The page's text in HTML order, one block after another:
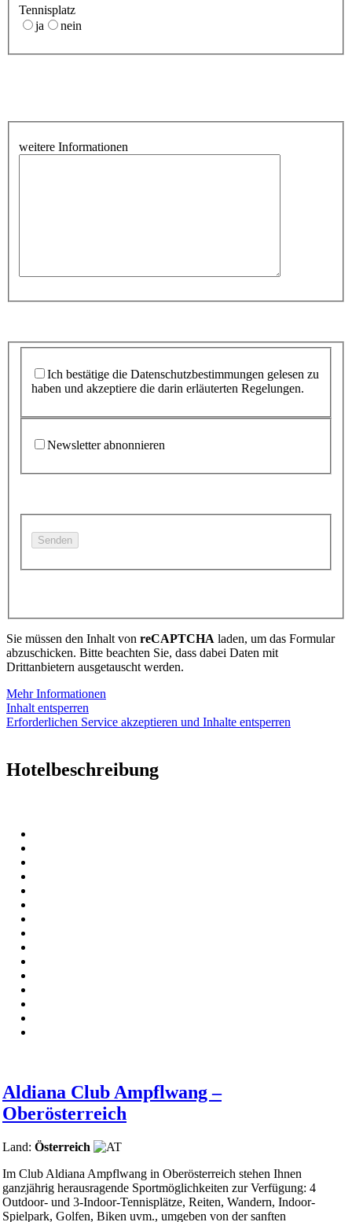
Tennisplatz
ja
nein
weitere Informationen
Ich bestätige die Datenschutzbestimmungen gelesen zu
haben und akzeptiere die darin erläuterten Regelungen.
Newsletter abnonnieren
Sie müssen den Inhalt von reCAPTCHA laden, um das Formular
abzuschicken. Bitte beachten Sie, dass dabei Daten mit
Drittanbietern ausgetauscht werden.
Mehr Informationen
Inhalt entsperren
Erforderlichen Service akzeptieren und Inhalte entsperren
Hotelbeschreibung
Aldiana Club Ampflwang –
Oberösterreich
Land: Österreich
Im Club Aldiana Ampflwang in Oberösterreich stehen Ihnen
ganzjährig herausragende Sportmöglichkeiten zur Verfügung: 4
Outdoor- und 3-Indoor-Tennisplätze, Reiten, Wandern, Indoor-
Spielpark, Golfen, Biken uvm., umgeben von der sanften